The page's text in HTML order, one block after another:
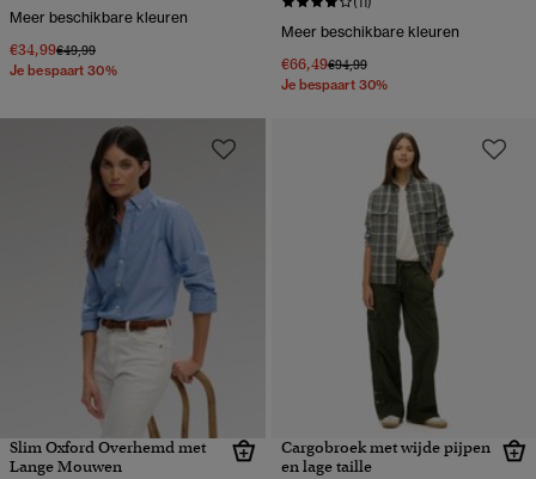
Meer beschikbare kleuren
€34,99Prijs verlaagd van
€49,99naar
Je bespaart 30%
Meer beschikbare kleuren
€66,49Prijs verlaagd van
€94,99naar
Je bespaart 30%
Slim Oxford Overhemd met
Lange Mouwen
Cargobroek met wijde pijpen
en lage taille